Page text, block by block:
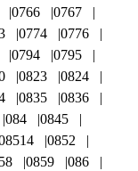
0766
0767
0774
0776
0794
0795
0823
0824
0835
0836
084
0845
0852
0859
086